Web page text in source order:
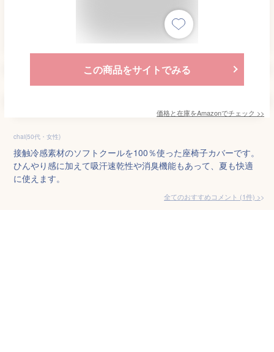
この商品をサイトでみる
価格と在庫をAmazonでチェック >>
chai(50代・女性)
接触冷感素材のソフトクールを100％使った座椅子カバーです。
ひんやり感に加えて吸汗速乾性や消臭機能もあって、夏も快適
に使えます。
全てのおすすめコメント (1件) >